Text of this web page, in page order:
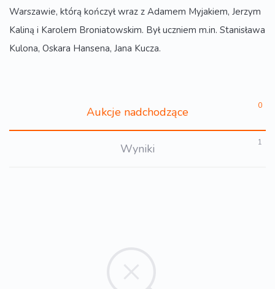
Warszawie, którą kończył wraz z Adamem Myjakiem, Jerzym
Kaliną i Karolem Broniatowskim. Był uczniem m.in. Stanisława
Kulona, Oskara Hansena, Jana Kucza.
Aukcje nadchodzące 0
Wyniki 1